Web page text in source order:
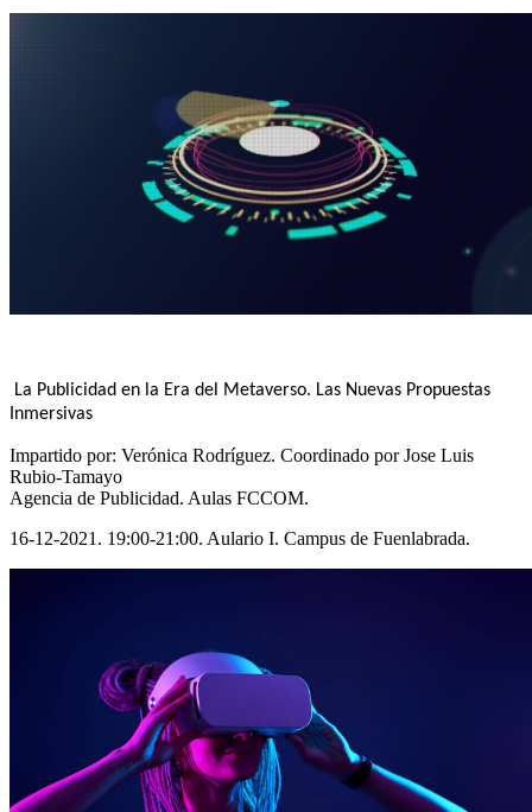
La Publicidad en la Era del Metaverso. Las Nuevas Propuestas
Inmersivas
Impartido por: Verónica Rodríguez. Coordinado por Jose Luis
Rubio-Tamayo
Agencia de Publicidad. Aulas FCCOM.
16-12-2021. 19:00-21:00. Aulario I. Campus de Fuenlabrada.